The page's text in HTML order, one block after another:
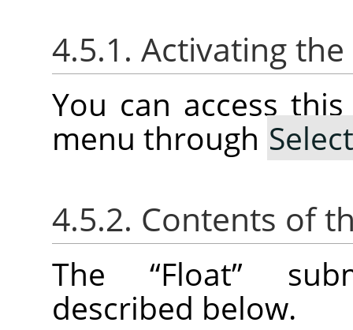
4.5.1. Activating
You can access
menu through Select
4.5.2. Contents of
The“Float”
described below.